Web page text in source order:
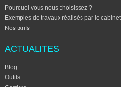
Pourquoi vous nous choisissez ?
Exemples de travaux réalisés par le cabinet
Nos tarifs
ACTUALITES
Blog
Outils